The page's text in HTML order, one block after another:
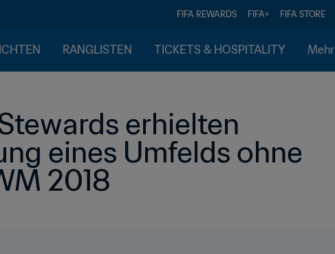
FIFA REWARDS FIFA+ FIFA STORE
RANGLISTEN TICKETS & HOSPITALITY Mehr
erhielten
eines Umfelds ohne
2018